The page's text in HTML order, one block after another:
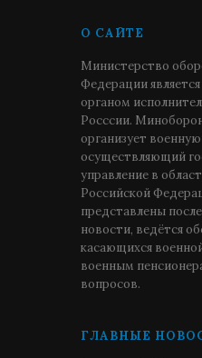
О САЙТЕ
Министерство
Федерации
органом
Росссии.
организует
осуществляющий
управление в
Российской
представлены
новости, ведётся
касающихся
военным
вопросов.
ГЛАВНЫЕ